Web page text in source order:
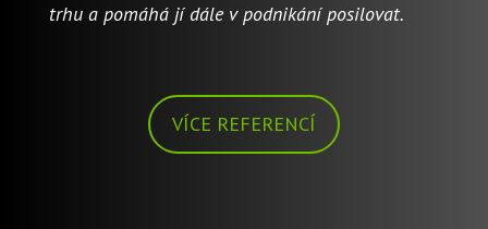
trhu a pomáhá jí dále v podnikání posilovat.
VÍCE REFERENCÍ